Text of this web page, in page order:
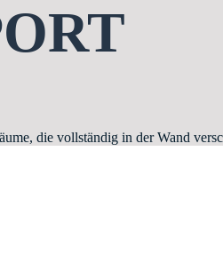
die vollständig in der Wand